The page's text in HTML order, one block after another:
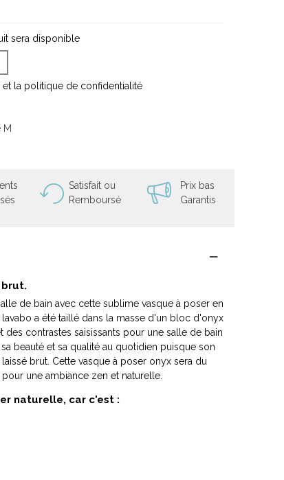
sera disponible
la politique de confidentialité
M
Satisfait ou
Remboursé
Prix bas
Garantis
brut.
de bain avec cette sublime vasque à poser en
a été taillé dans la masse d'un bloc d'onyx
contrastes saisissants pour une salle de bain
beauté et sa qualité au quotidien puisque son
brut. Cette vasque à poser onyx sera du
une ambiance zen et naturelle.
naturelle, car c'est :